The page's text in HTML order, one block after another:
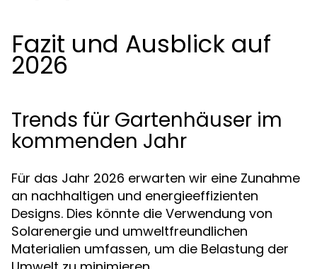
Fazit und Ausblick auf
2026
Trends für Gartenhäuser im
kommenden Jahr
Für das Jahr 2026 erwarten wir eine Zunahme
an nachhaltigen und energieeffizienten
Designs. Dies könnte die Verwendung von
Solarenergie und umweltfreundlichen
Materialien umfassen, um die Belastung der